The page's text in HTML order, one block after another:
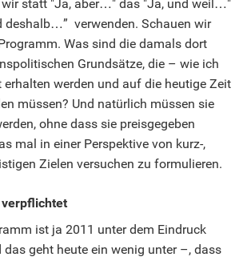
wir statt "Ja, aber…" das "Ja, und weil…"
deshalb…” verwenden. Schauen wir
Was sind die damals dort
Grundsätze, die – wie ich
werden und auf die heutige Zeit
müssen? Und natürlich müssen sie
ohne dass sie preisgegeben
mal in einer Perspektive von kurz-,
Zielen versuchen zu formulieren.
ist ja 2011 unter dem Eindruck
geht heute ein wenig unter –, dass